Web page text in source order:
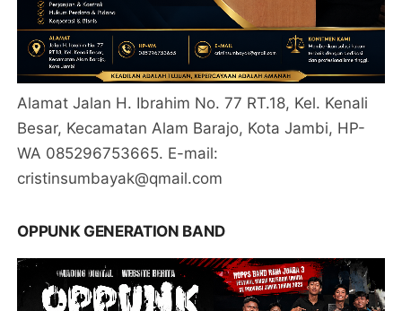
Alamat Jalan H. Ibrahim No. 77 RT.18, Kel. Kenali
Besar, Kecamatan Alam Barajo, Kota Jambi, HP-
WA 085296753665. E-mail:
cristinsumbayak@qmail.com
OPPUNK GENERATION BAND